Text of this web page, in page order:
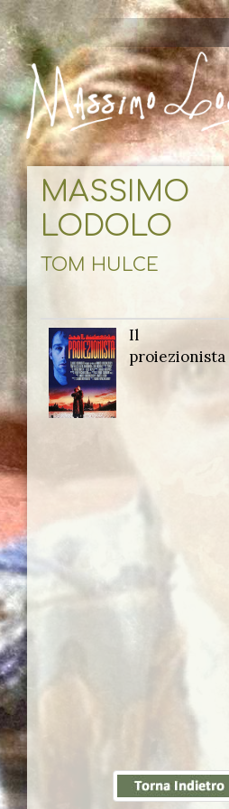
MASSIMO
LODOLO
TOM HULCE
Il
proiezionista